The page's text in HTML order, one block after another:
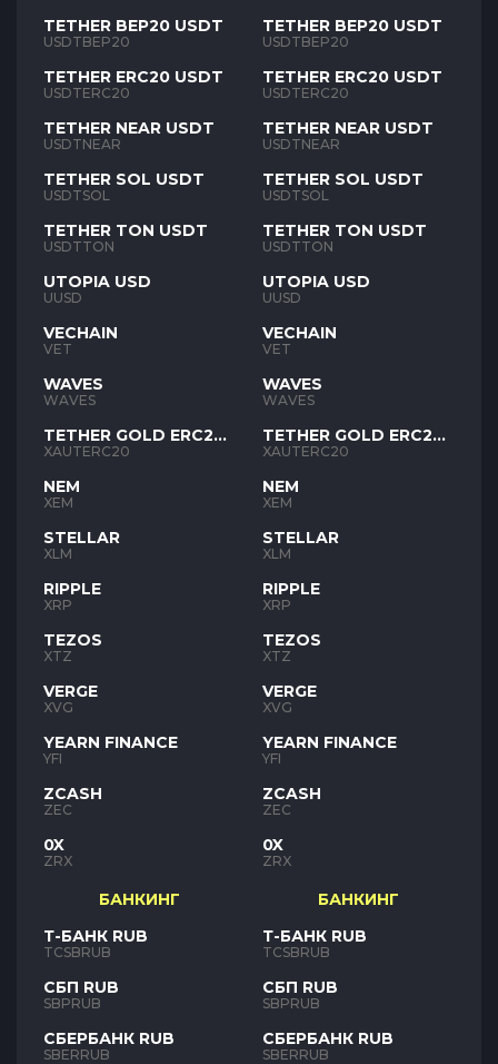
TETHER BEP20 USDT
USDTBEP20
TETHER ERC20 USDT
USDTERC20
TETHER NEAR USDT
USDTNEAR
TETHER SOL USDT
USDTSOL
TETHER TON USDT
USDTTON
UTOPIA USD
UUSD
VECHAIN
VET
WAVES
WAVES
TETHER GOLD ERC20
XAUT
XAUTERC20
NEM
XEM
STELLAR
XLM
RIPPLE
XRP
TEZOS
XTZ
VERGE
XVG
YEARN FINANCE
YFI
ZCASH
ZEC
0X
ZRX
БАНКИНГ
Т-БАНК RUB
TCSBRUB
СБП RUB
SBPRUB
СБЕРБАНК RUB
SBERRUB
TETHER BEP20 USDT
USDTBEP20
TETHER ERC20 USDT
USDTERC20
TETHER NEAR USDT
USDTNEAR
TETHER SOL USDT
USDTSOL
TETHER TON USDT
USDTTON
UTOPIA USD
UUSD
VECHAIN
VET
WAVES
WAVES
TETHER GOLD ERC20
XAUT
XAUTERC20
NEM
XEM
STELLAR
XLM
RIPPLE
XRP
TEZOS
XTZ
VERGE
XVG
YEARN FINANCE
YFI
ZCASH
ZEC
0X
ZRX
БАНКИНГ
Т-БАНК RUB
TCSBRUB
СБП RUB
SBPRUB
СБЕРБАНК RUB
SBERRUB